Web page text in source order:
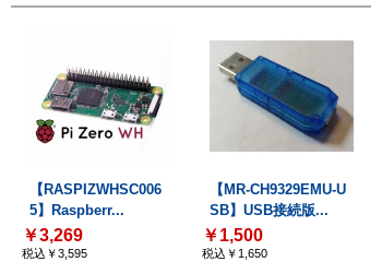
【RASPIZWHSC006
5】Raspberr...
￥3,269
税込￥3,595
【MR-CH9329EMU-U
SB】USB接続版...
￥1,500
税込￥1,650